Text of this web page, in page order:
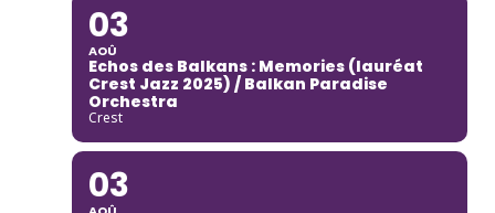
03
AOÛ
Echos des Balkans : Memories (lauréat
Crest Jazz 2025) / Balkan Paradise
Orchestra
Crest
03